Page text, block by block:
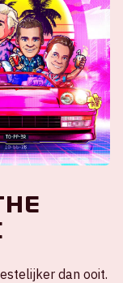
dan ooit.